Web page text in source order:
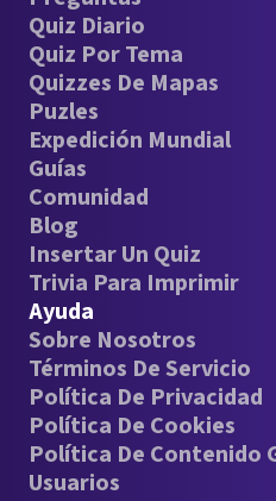
Quiz Diario
Quiz Por Tema
Quizzes De Mapas
Puzles
Expedición Mundial
Guías
Comunidad
Blog
Insertar Un Quiz
Trivia Para Imprimir
Ayuda
Sobre Nosotros
Términos De Servicio
Política De Privacidad
Política De Cookies
Política De Contenido
Usuarios